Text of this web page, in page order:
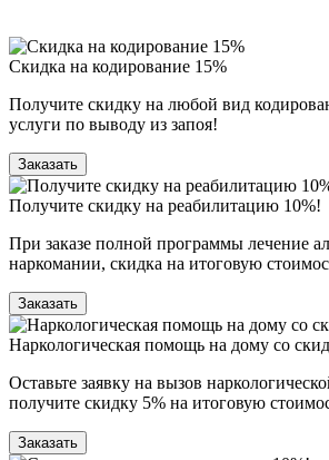
Скидка на кодирование 15%
Получите скидку на любой вид
услуги по выводу из запоя!
Заказать
Получите скидку на реабилитацию 10%!
При заказе полной программы лечение
наркомании, скидка на итоговую
Заказать
Наркологическая помощь на дому со
Оставьте заявку на вызов
получите скидку 5% на итоговую
Заказать